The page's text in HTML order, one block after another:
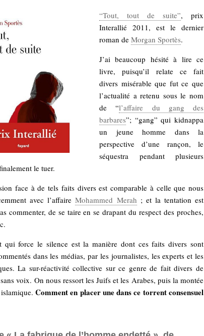
“Tout, tout de suite”, prix
Interallié 2011, est le dernier
roman de Morgan Sportès.
J’ai beaucoup hésité à lire ce
livre, puisqu’il relate ce fait
divers misérable que fut ce que
l’actualité a retenu sous le nom
de “l’affaire du gang des
barbares”; “gang” qui kidnappa
un jeune homme dans la
perspective d’une rançon, le
séquestra pendant plusieurs
le tuer.
face à de tels faits divers est comparable à celle que nous
avec l’affaireMohammed Merah ; et la tentation est
commenter, de se taire en se drapant du respect des proches,
qui force le silence est la manière dont ces faits divers sont
dans les médias, par les journalistes, les experts et les
La sur-réactivité collective sur ce genre de fait divers de
voix. On nous ressort les Juifs et les Arabes, puis la montée
Comment en placer une dans ce torrent consensuel